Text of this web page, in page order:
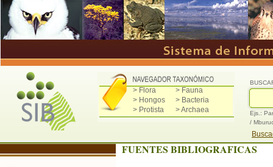
> Flora
> Fauna
> Hongos
> Bacteria
> Protista
> Archaea
Ejs.:
/
FUENTES BIBLIOGRAFICAS